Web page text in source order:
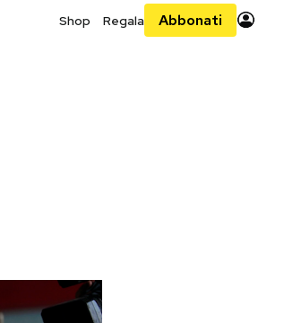
Shop Regala Abbonati